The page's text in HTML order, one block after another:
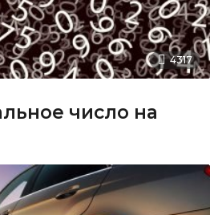
4317
число на